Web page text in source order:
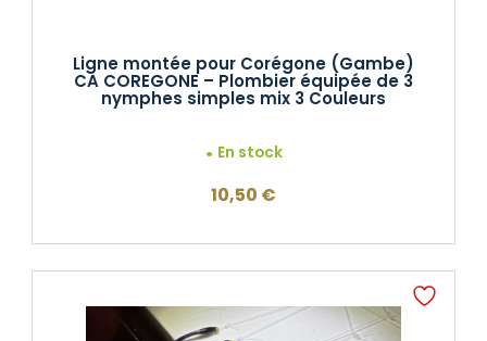
Ligne montée pour Corégone (Gambe)
CA COREGONE – Plombier équipée de 3
nymphes simples mix 3 Couleurs
En stock
10,50 €